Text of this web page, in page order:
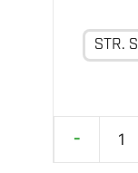
STR. S
-
MILWAUKEE